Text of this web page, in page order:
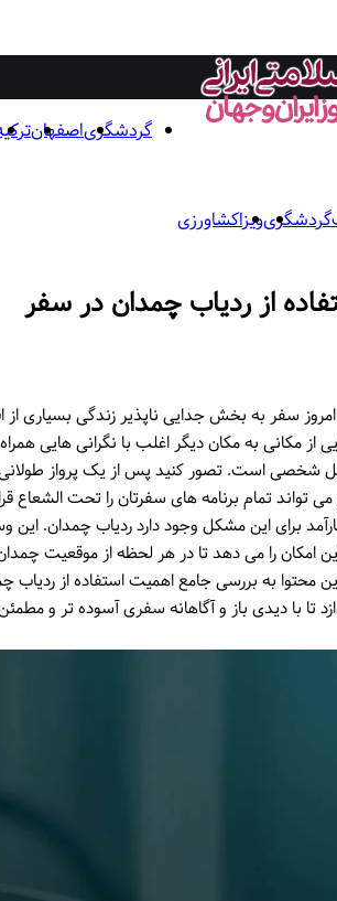
گردشگریاصفهان
گردشگریویزاکشاورزی
از ردیاب چمدان در سفر
سفر به بخش جدایی ناپذیر زندگی بسیاری
از مکانی به مکان دیگر اغلب با نگرانی هایی
شخصی است. تصور کنید پس از یک پرواز
تواند تمام برنامه های سفرتان را تحت الشعاع
برای این مشکل وجود دارد ردیاب چمدان. این
امکان را می دهد تا در هر لحظه از موقعیت
محتوا به بررسی جامع اهمیت استفاده از ردیاب
تا با دیدی باز و آگاهانه سفری آسوده تر و